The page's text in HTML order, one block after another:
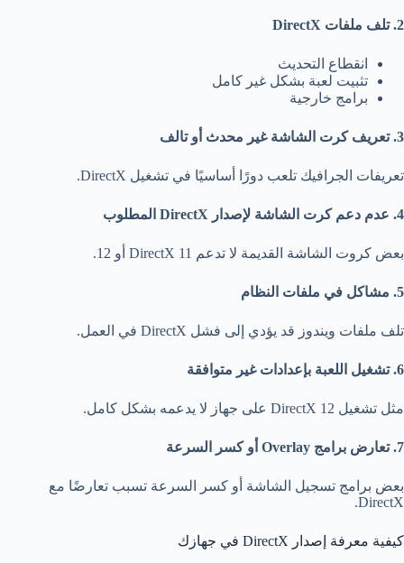
2. تلف ملفات DirectX
انقطاع التحديث
تثبيت لعبة بشكل غير كامل
برامج خارجية
3. تعريف كرت الشاشة غير محدث أو تالف
تعريفات الجرافيك تلعب دورًا أساسيًا في تشغيل DirectX.
4. عدم دعم كرت الشاشة لإصدار DirectX المطلوب
بعض كروت الشاشة القديمة لا تدعم DirectX 11 أو 12.
5. مشاكل في ملفات النظام
تلف ملفات ويندوز قد يؤدي إلى فشل DirectX في العمل.
6. تشغيل اللعبة بإعدادات غير متوافقة
مثل تشغيل DirectX 12 على جهاز لا يدعمه بشكل كامل.
7. تعارض برامج Overlay أو كسر السرعة
بعض برامج تسجيل الشاشة أو كسر السرعة تسبب تعارضًا مع
DirectX.
كيفية معرفة إصدار DirectX في جهازك